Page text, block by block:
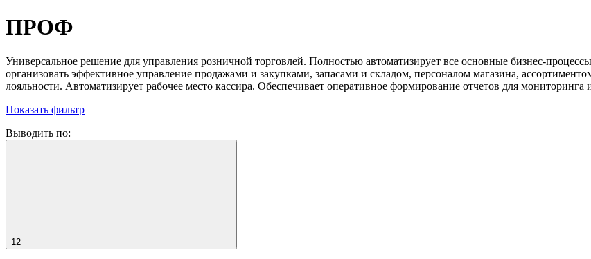
ПРОФ
Универсальное решение для управления розничной торговлей. Полностью автоматизирует все основные бизнес-
организовать эффективное управление продажами и закупками, запасами и складом, персоналом магазина,
лояльности. Автоматизирует рабочее место кассира. Обеспечивает оперативное формирование отчетов для мониторинга
Показать фильтр
Выводить по:
12